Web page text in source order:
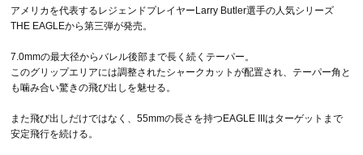
アメリカを代表するレジェンドプレイヤーLarry Butler選手の人気シリーズ
THE EAGLEから第三弾が発売。
7.0mmの最大径からバレル後部まで長く続くテーパー。
このグリップエリアには調整されたシャークカットが配置され、テーパー角と
も噛み合い驚きの飛び出しを魅せる。
また飛び出しだけではなく、55mmの長さを持つEAGLE IIIはターゲットまで
安定飛行を続ける。